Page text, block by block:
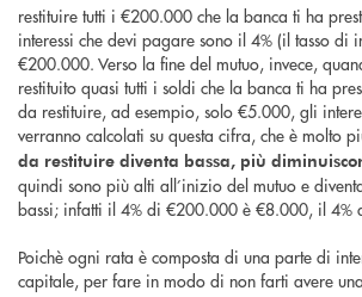
restituire tutti i €200.000 che la banca ti ha
interessi che devi pagare sono il 4% (il tasso di
€200.000. Verso la fine del mutuo, invece,
restituito quasi tutti i soldi che la banca ti ha
da restituire, ad esempio, solo €5.000, gli
verranno calcolati su questa cifra, che è molto
da restituire diventa bassa, più
quindi sono più alti all’inizio del mutuo e
bassi; infatti il 4% di €200.000 è €8.000, il 4%
Poichè ogni rata è composta di una parte di
capitale, per fare in modo di non farti avere